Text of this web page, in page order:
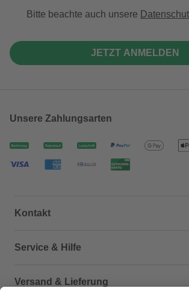
Bitte beachte auch unsere
JETZT ANMELDEN
Unsere Zahlungsarten
Kontakt
Dein Kontakt zu uns
Service & Hilfe
Häufige Fragen (FAQ)
Versand & Lieferung